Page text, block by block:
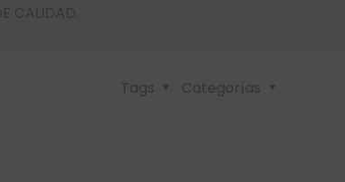
Categorías
Tags